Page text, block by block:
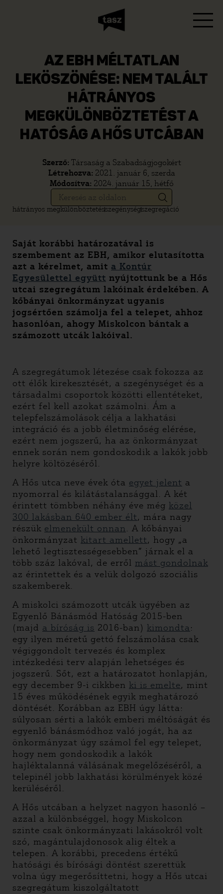
AZ EBH MÉLTATLAN
LEKÖSZÖNÉSE: NEM TALÁLT
HÁTRÁNYOS
MEGKÜLÖNBÖZTETÉST A
HATÓSÁG A HŐS UTCÁBAN
Szerző: Társaság a Szabadságjogokért
Létrehozva: 2021. január 6, szerda
Módosítva: 2024. január 15, hétfő
hátrányos megkülönböztetésszegénységszegregáció
Saját korábbi határozatával is
szembement az EBH, amikor elutasította
azt a kérelmet, amit a Kontúr
Egyesülettel együtt nyújtottunk be a Hős
utcai szegregátum lakóinak érdekében. A
kőbányai önkormányzat ugyanis
jogsértően számolja fel a telepet, ahhoz
hasonlóan, ahogy Miskolcon bántak a
számozott utcák lakóival.
A szegregátumok létezése csak fokozza az
ott élők kirekesztését, a szegénységet és a
társadalmi csoportok közötti ellentéteket,
ezért fel kell azokat számolni. Ám a
telepfelszámolások célja a lakhatási
integráció és a jobb életminőség elérése,
ezért nem jogszerű, ha az önkormányzat
ennek során nem gondoskodik a lakók jobb
helyre költözéséről.
A Hős utca neve évek óta egyet jelent a
nyomorral és kilátástalansággal. A két
érintett tömbben néhány éve még közel
300 lakásban 640 ember élt, mára nagy
részük elmenekült onnan. A kőbányai
önkormányzat kitart amellett, hogy „a
lehető legtisztességesebben” járnak el a
több száz lakóval, de erről mást gondolnak
az érintettek és a velük dolgozó szociális
szakemberek.
A miskolci számozott utcák ügyében az
Egyenlő Bánásmód Hatóság 2015-ben
(majd a bíróság is 2016-ban) kimondta:
egy ilyen méretű gettó felszámolása csak
végiggondolt tervezés és komplex
intézkedési terv alapján lehetséges és
jogszerű. Sőt, ezt a határozatot honlapján,
egy december 9-i cikkben ki is emelte, mint
15 éves működésének egyik meghatározó
döntését. Korábban az EBH úgy látta:
súlyosan sérti a lakók emberi méltóságát és
egyenlő bánásmódhoz való jogát, ha az
önkormányzat úgy számol fel egy telepet,
hogy nem gondoskodik a lakók
hajléktalanná válásának megelőzéséről, a
telepinél jobb lakhatási körülmények közé
kerüléséről.
A Hős utcában a helyzet nagyon hasonló –
azzal a különbséggel, hogy Miskolcon
szinte csak önkormányzati lakásokról volt
szó, magántulajdonosok alig éltek a
telepen. A korábbi, precedens értékű
hatósági és bírósági döntést szerettük
volna úgy megerősíttetni, hogy a Hős utcai
szegregátum kiszolgáltatott